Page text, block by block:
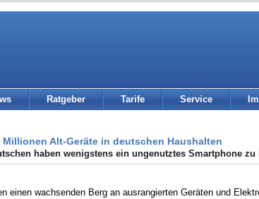
Ratgeber Tarife Service
Millionen Alt-Geräte in deutschen Haushalten
haben wenigstens ein ungenutztes Smartphone zu
einen wachsenden Berg an ausrangierten Geräten und